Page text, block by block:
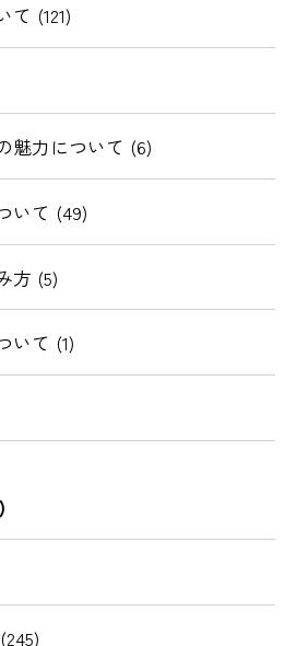
(121)
魅力について (6)
いて (49)
方 (5)
いて (1)